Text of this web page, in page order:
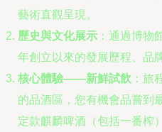
藝術直觀呈現。
歷史與文化展示 ：通過博物
年創立以來的發展歷程、品
核心體驗——新鮮試飲 ：旅
的品酒區，您有機會品嘗到
定款麒麟啤酒（包括一番榨